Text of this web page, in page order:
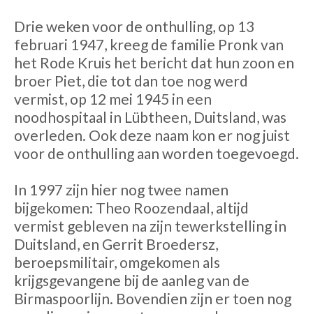
Drie weken voor de onthulling, op 13
februari 1947, kreeg de familie Pronk van
het Rode Kruis het bericht dat hun zoon en
broer Piet, die tot dan toe nog werd
vermist, op 12 mei 1945 in een
noodhospitaal in Lübtheen, Duitsland, was
overleden. Ook deze naam kon er nog juist
voor de onthulling aan worden toegevoegd.
In 1997 zijn hier nog twee namen
bijgekomen: Theo Roozendaal, altijd
vermist gebleven na zijn tewerkstelling in
Duitsland, en Gerrit Broedersz,
beroepsmilitair, omgekomen als
krijgsgevangene bij de aanleg van de
Birmaspoorlijn. Bovendien zijn er toen nog